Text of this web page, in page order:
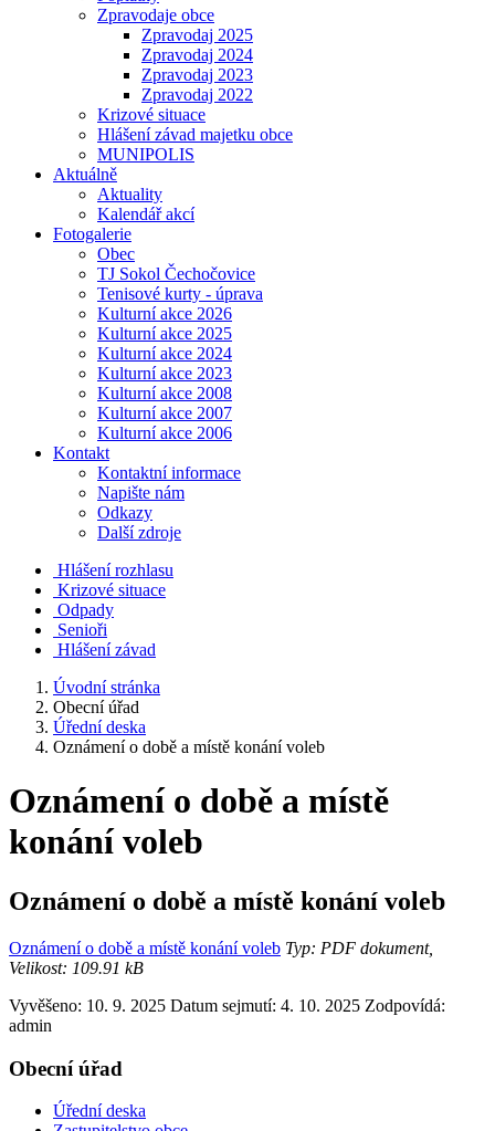
Zpravodaje obce
Zpravodaj 2025
Zpravodaj 2024
Zpravodaj 2023
Zpravodaj 2022
Krizové situace
Hlášení závad majetku obce
MUNIPOLIS
Aktuálně
Aktuality
Kalendář akcí
Fotogalerie
Obec
TJ Sokol Čechočovice
Tenisové kurty - úprava
Kulturní akce 2026
Kulturní akce 2025
Kulturní akce 2024
Kulturní akce 2023
Kulturní akce 2008
Kulturní akce 2007
Kulturní akce 2006
Kontakt
Kontaktní informace
Napište nám
Odkazy
Další zdroje
Hlášení rozhlasu
Krizové situace
Odpady
Senioři
Hlášení závad
Úvodní stránka
Obecní úřad
Úřední deska
Oznámení o době a místě konání voleb
Oznámení o době a místě
konání voleb
Oznámení o době a místě konání voleb
Oznámení o době a místě konání voleb Typ: PDF dokument,
Velikost: 109.91 kB
Vyvěšeno: 10. 9. 2025 Datum sejmutí: 4. 10. 2025 Zodpovídá:
admin
Obecní úřad
Úřední deska